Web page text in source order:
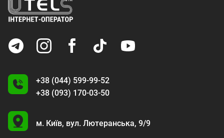
+38 (044) 599-99-52
+38 (093) 170-03-50
U
м. Київ, вул. Лютеранська, 9/9